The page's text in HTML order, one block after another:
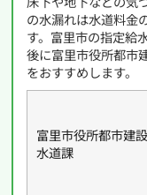
の水漏れは水道料金
す。富里市の指定給
後に富里市役所都市
をおすすめします。
富里市役所都市建
水道課